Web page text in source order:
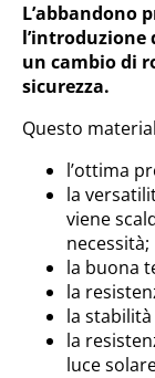
L’abbandono
l’introduzione
un cambio di
sicurezza.
Questo
l’ottima
la
viene
necessità;
la buona
la
la
la
luce